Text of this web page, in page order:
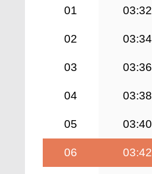
01 03:32
02 03:34
03 03:36
04 03:38
05 03:40
06 03:42